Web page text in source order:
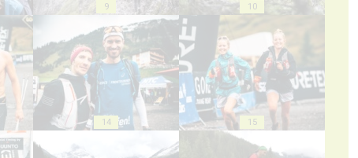
9 10
14 15